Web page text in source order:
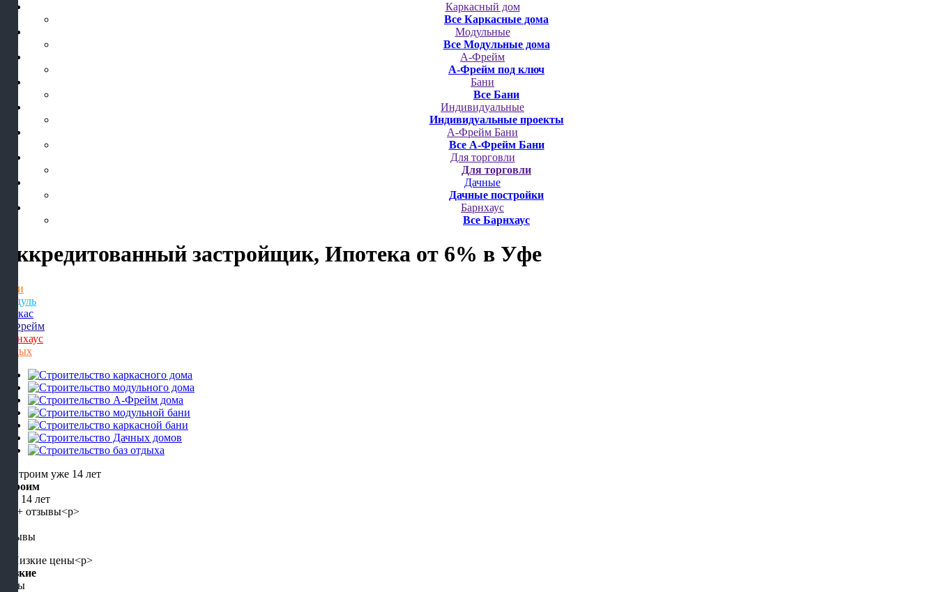
Каркасный дом
Все Каркасные дома
Модульные
Все Модульные дома
А-Фрейм
А-Фрейм под ключ
Бани
Все Бани
Индивидуальные
Индивидуальные проекты
А-Фрейм Бани
Все А-Фрейм Бани
Для торговли
Для торговли
Дачные
Дачные постройки
Барнхаус
Все Барнхаус
Аккредитованный застройщик, Ипотека от 6% в Уфе
Бани
Модуль
Каркас
А-Фрейм
Барнхаус
Отдых
Строим
уже 14 лет
отзывы
Низкие
цены